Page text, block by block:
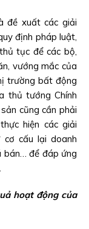
đề xuất các giải
định pháp luật,
tục để các bộ,
vướng mắc của
trường bất động
thủ tướng Chính
cũng cần phải
hiện các giải
cấu lại doanh
bán… để đáp ứng
hoạt động của